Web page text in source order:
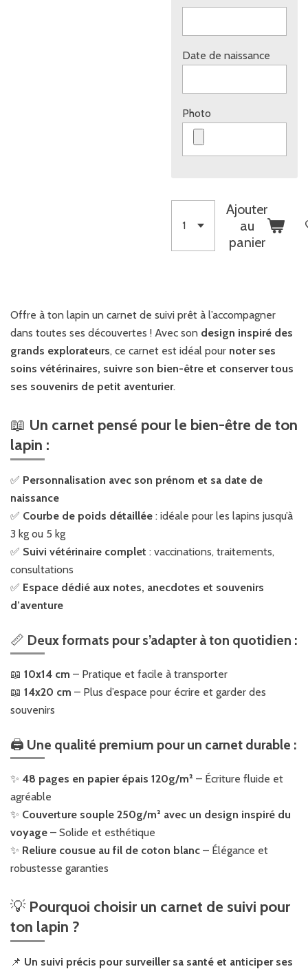
Date de naissance
Photo
Ajouter
au
panier
Offre à ton lapin un carnet de suivi prêt à l’accompagner
dans toutes ses découvertes ! Avec son design inspiré des
grands explorateurs, ce carnet est idéal pour noter ses
soins vétérinaires, suivre son bien-être et conserver tous
ses souvenirs de petit aventurier.
📖 Un carnet pensé pour le bien-être de ton
lapin :
✅ Personnalisation avec son prénom et sa date de
naissance
✅ Courbe de poids détaillée : idéale pour les lapins jusqu’à
3 kg ou 5 kg
✅ Suivi vétérinaire complet : vaccinations, traitements,
consultations
✅ Espace dédié aux notes, anecdotes et souvenirs
d’aventure
📏 Deux formats pour s’adapter à ton quotidien :
📖 10x14 cm – Pratique et facile à transporter
📖 14x20 cm – Plus d’espace pour écrire et garder des
souvenirs
🖨️ Une qualité premium pour un carnet durable :
✨ 48 pages en papier épais 120g/m² – Écriture fluide et
agréable
✨ Couverture souple 250g/m² avec un design inspiré du
voyage – Solide et esthétique
✨ Reliure cousue au fil de coton blanc – Élégance et
robustesse garanties
💡 Pourquoi choisir un carnet de suivi pour
ton lapin ?
📌 Un suivi précis pour surveiller sa santé et anticiper ses